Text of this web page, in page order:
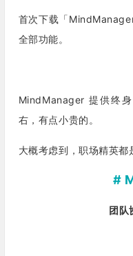
首次下载「
全部功能。
MindManager 提供终
右，有点小贵的。
大概考虑到，职场精英都
#
团队